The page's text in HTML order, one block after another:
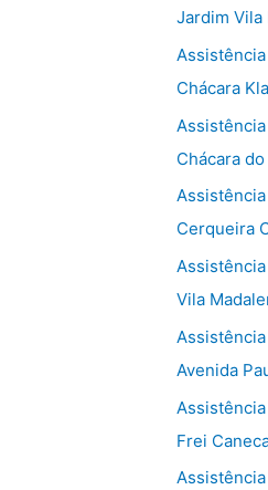
Jardim Vila
Chácara
Chácara
Cerqueira
Vila
Avenida
Frei